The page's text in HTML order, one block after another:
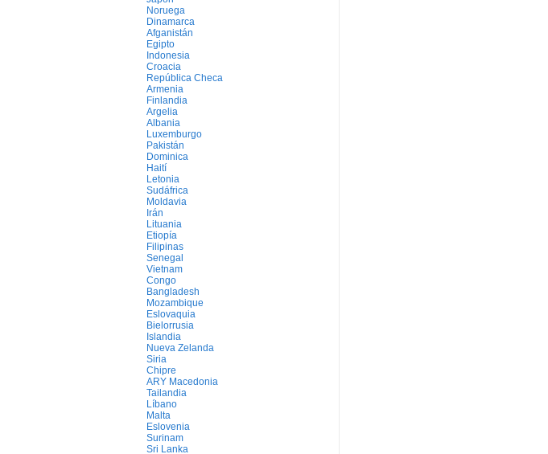
Noruega
Dinamarca
Afganistán
Egipto
Indonesia
Croacia
República Checa
Armenia
Finlandia
Argelia
Albania
Luxemburgo
Pakistán
Dominica
Haití
Letonia
Sudáfrica
Moldavia
Irán
Lituania
Etiopía
Filipinas
Senegal
Vietnam
Congo
Bangladesh
Mozambique
Eslovaquia
Bielorrusia
Islandia
Nueva Zelanda
Siria
Chipre
ARY Macedonia
Tailandia
Líbano
Malta
Eslovenia
Surinam
Sri Lanka